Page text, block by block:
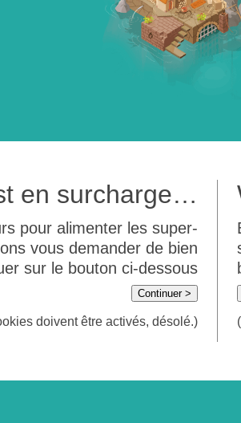
en surcharge…
pour alimenter les super-
vous demander de bien
sur le bouton ci-dessous
Continuer >
doivent être activés, désolé.)